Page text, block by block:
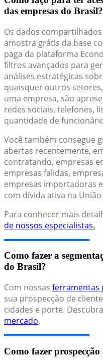
das empresas do Brasil?
Os dados
amostra grátis da base
paga da plataforma
filtros avançados para
análises estratégicas
quaisquer outros
uma empresa, são
redes sociais, telefones,
quantidade de
Você também consegue
abertas recentemente,
contratando, empresas
empresas falidas,
empresas importadoras
com dívida ativa na
Para conhecer mais
de nossos especialistas.
Como fazer a
do Brasil?
Com nossas ferramentas
sua prospecção de
cidades e porte.
mercado.
Como fazer